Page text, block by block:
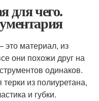
для чего.
это материал, из
они похожи друг на
одинаков.
из полиуретана,
и губки.